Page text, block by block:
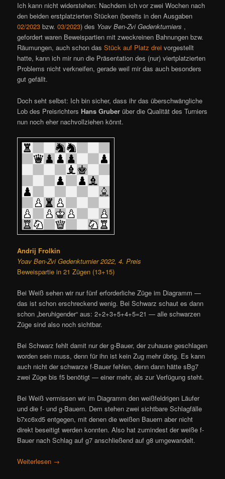
Ich kann nicht widerstehen: Nachdem ich vor zwei Wochen nach
den beiden erstplatzierten Stücken (bereits in den Ausgaben
02/2023 bzw.03/2023) des Yoav Ben-Zvi Gedenkturniers ,
gefordert waren Beweispartien mit zweckreinen Bahnungen bzw.
Räumungen, auch schon dasStück auf Platz drei vorgestellt
hatte, kann ich mir nun die Präsentation des (nur) viertplatzierten
Problems nicht verkneifen, gerade weil mir das auch besonders
gut gefällt.
Doch seht selbst: Ich bin sicher, dass ihr das überschwängliche
Lob des Preisrichters Hans Gruber über die Qualität des Turniers
nun noch eher nachvollziehen könnt.
Andrij Frolkin
Yoav Ben-Zvi Gedenkturnier 2022, 4. Preis
Beweispartie in 21 Zügen (13+15)
Bei Weiß sehen wir nur fünf erforderliche Züge im Diagramm —
das ist schon erschreckend wenig. Bei Schwarz schaut es dann
schon „beruhigender“ aus: 2+2+3+5+4+5=21 — alle schwarzen
Züge sind also noch sichtbar.
Bei Schwarz fehlt damit nur der g-Bauer, der zuhause geschlagen
worden sein muss, denn für ihn ist kein Zug mehr übrig. Es kann
auch nicht der schwarze f-Bauer fehlen, denn dann hätte sBg7
zwei Züge bis f5 benötigt — einer mehr, als zur Verfügung steht.
Bei Weiß vermissen wir im Diagramm den weißfeldrigen Läufer
und die f- und g-Bauern. Dem stehen zwei sichtbare Schlagfälle
b7xc6xd5 entgegen, mit denen die weißen Bauern aber nicht
direkt beseitigt werden konnten. Also hat zumindest der weiße f-
Bauer nach Schlag auf g7 anschließend auf g8 umgewandelt.
Weiterlesen →